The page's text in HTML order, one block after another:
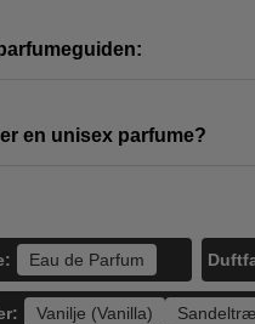
en unisex parfume?
Eau de Parfum
Vanilje (Vanilla)